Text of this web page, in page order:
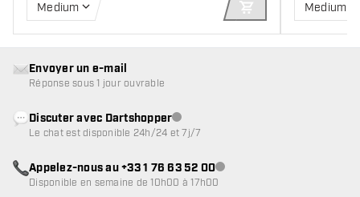
Medium
AJOUTER AU
Medium
Envoyer un e-mail
Réponse sous 1 jour ouvrable
Discuter avec DartshopperService client indisponible
Le chat est disponible 24h/24 et 7j/7
Appelez-nous au +33 1 76 63 52 00Service client indisponible
Disponible en semaine de 10h00 à 17h00